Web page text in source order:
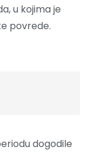
u kojima je
povrede.
dogodile